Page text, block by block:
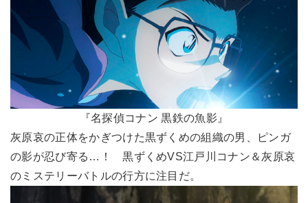
『名探偵コナン 黒鉄の魚影』
灰原哀の正体をかぎつけた黒ずくめの組織の男、ピンガ
の影が忍び寄る…！ 黒ずくめVS江戸川コナン＆灰原哀
のミステリーバトルの行方に注目だ。